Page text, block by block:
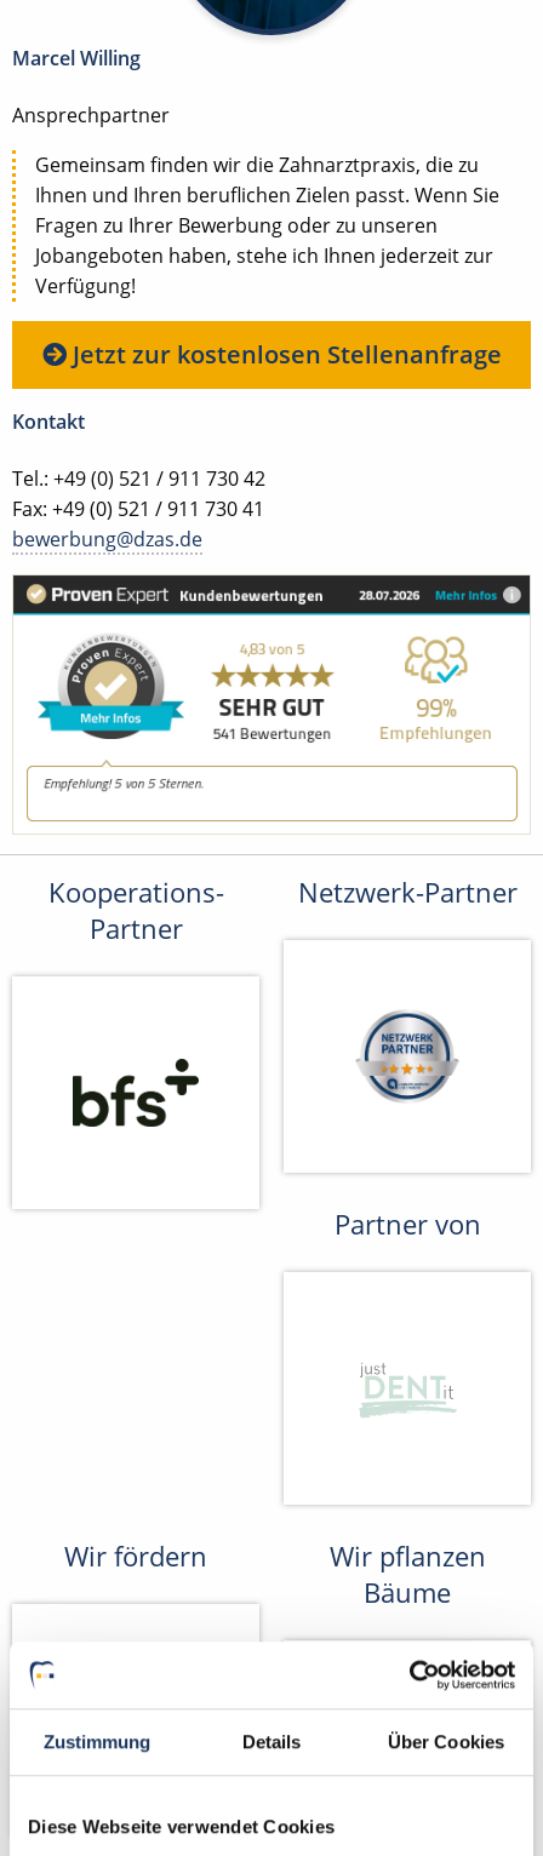
Zustimmung Details Über Cookies
Diese Webseite verwendet Cookies
Marcel Willing
Ansprechpartner
Gemeinsam finden wir die Zahnarztpraxis, die zu
Ihnen und Ihren beruflichen Zielen passt. Wenn Sie
Fragen zu Ihrer Bewerbung oder zu unseren
Jobangeboten haben, stehe ich Ihnen jederzeit zur
Verfügung!
Jetzt zur kostenlosen Stellenanfrage
Kontakt
Tel.: +49 (0) 521 / 911 730 42
Fax: +49 (0) 521 / 911 730 41
bewerbung@dzas.de
Kooperations-
Partner
Netzwerk-Partner
Partner von
Wir fördern
Wir pflanzen
Bäume